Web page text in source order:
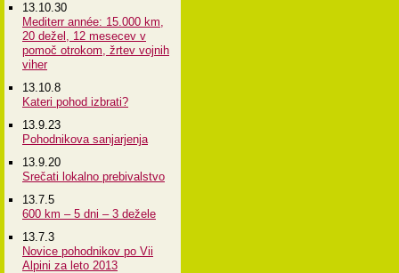
13.10.30
Mediterr année: 15.000 km,
20 dežel, 12 mesecev v
pomoč otrokom, žrtev vojnih
viher
13.10.8
Kateri pohod izbrati?
13.9.23
Pohodnikova sanjarjenja
13.9.20
Srečati lokalno prebivalstvo
13.7.5
600 km – 5 dni – 3 dežele
13.7.3
Novice pohodnikov po Vii
Alpini za leto 2013